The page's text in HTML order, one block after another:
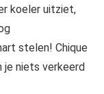
koeler uitziet,
stelen! Chique
niets verkeerd